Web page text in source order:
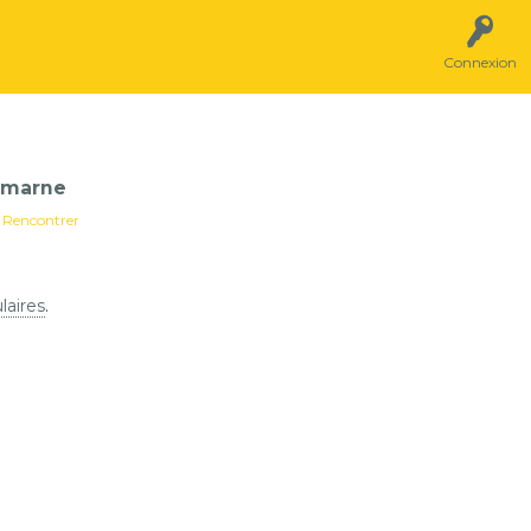
Connexion
Rencontrer
.